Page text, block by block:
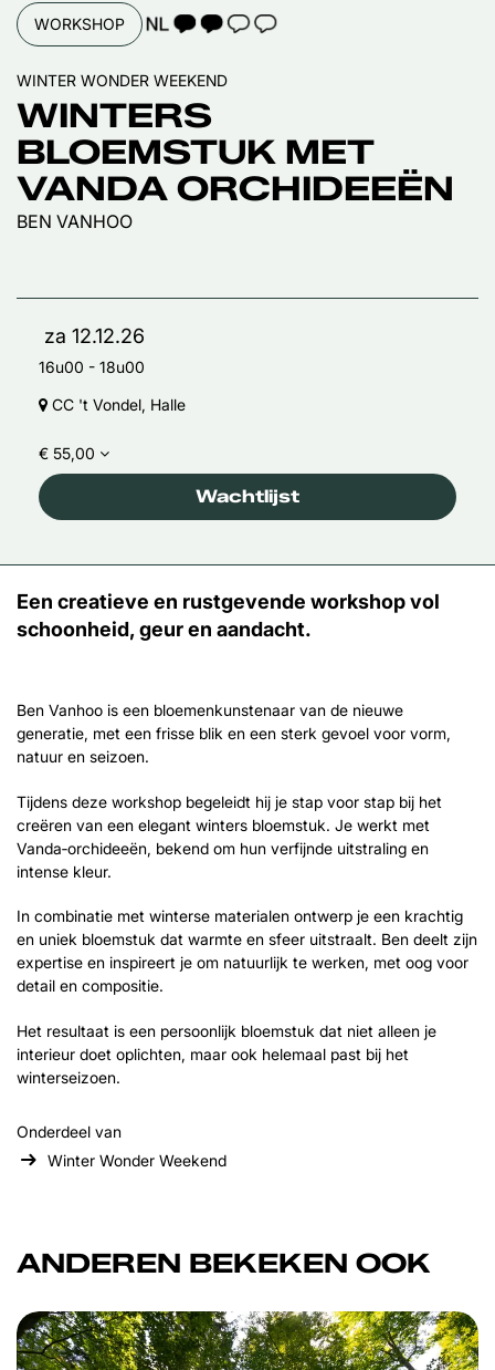
WORKSHOP TAALICOON 2
WINTERS
BLOEMSTUK MET
VANDA ORCHIDEEËN
BEN VANHOO
WINTER WONDER WEEKEND
za 12.12.26
16u00 - 18u00
CC 't Vondel, Halle
€ 55,00
Wachtlijst
Een creatieve en rustgevende workshop vol
schoonheid, geur en aandacht.
Ben Vanhoo is een bloemenkunstenaar van de nieuwe
generatie, met een frisse blik en een sterk gevoel voor vorm,
natuur en seizoen.
Tijdens deze workshop begeleidt hij je stap voor stap bij het
creëren van een elegant winters bloemstuk. Je werkt met
Vanda‑orchideeën, bekend om hun verfijnde uitstraling en
intense kleur.
In combinatie met winterse materialen ontwerp je een krachtig
en uniek bloemstuk dat warmte en sfeer uitstraalt. Ben deelt zijn
expertise en inspireert je om natuurlijk te werken, met oog voor
detail en compositie.
Het resultaat is een persoonlijk bloemstuk dat niet alleen je
interieur doet oplichten, maar ook helemaal past bij het
winterseizoen.
Onderdeel van
Winter Wonder Weekend
ANDEREN BEKEKEN OOK
Overslaan